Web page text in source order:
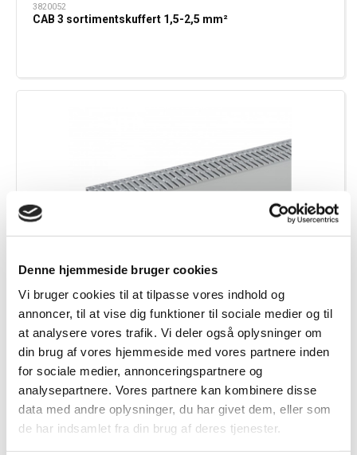
Denne hjemmeside bruger cookies
Vi bruger cookies til at tilpasse vores indhold og
annoncer, til at vise dig funktioner til sociale medier og til
at analysere vores trafik. Vi deler også oplysninger om
din brug af vores hjemmeside med vores partnere inden
for sociale medier, annonceringspartnere og
analysepartnere. Vores partnere kan kombinere disse
data med andre oplysninger, du har givet dem, eller som
de har indsamlet fra din brug af deres tjenester.
3820052
CAB 3 sortimentskuffert 1,5-2,5 mm²
Ledningskanal B100 x H100 Blyfri UL/CSA